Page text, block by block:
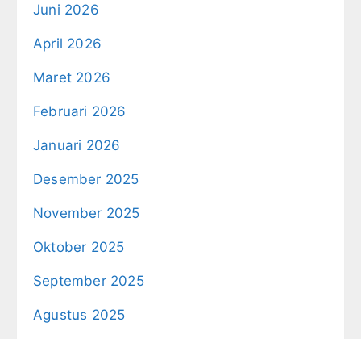
Juni 2026
April 2026
Maret 2026
Februari 2026
Januari 2026
Desember 2025
November 2025
Oktober 2025
September 2025
Agustus 2025